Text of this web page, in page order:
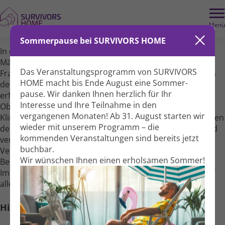
Menü
Sommerpause bei SURVIVORS HOME
Das Veranstaltungs­programm von SURVIVORS
HOME macht bis Ende August eine Sommer­
pause. Wir danken Ihnen herzlich für Ihr
Interesse und Ihre Teil­nahme in den
vergangenen Monaten! Ab 31. August starten wir
wieder mit unserem Programm – die
kommenden Veranstal­tungen sind bereits jetzt
buchbar.
Wir wünschen Ihnen einen erholsamen Sommer!
In dieser offenen Gesprächs­runde erhalten betroffene
Männer und Frauen die Möglich­keit, ihre persön­lichen
Fragen rund um die Behandlung von Krebs­erkrankungen
der Harn­blase, Niere, Prostata und Hoden direkt an eine
erfahrene Expertin zu richten. Barbara Graffstädt,
Oberärztin der Klinik für Urologie am Auguste-Viktoria-
Klinikum Berlin, nimmt sich Zeit, individuell auf die Anliegen
der Teil­nehmenden ein­zugehen – ehrlich, kompetent und
verständlich. Ob Fragen zu modernen diagnostischen
Verfahren, zu Therapie­wegen oder zu mög­lichen
Belastungen und Neben­wirkungen wie Inkontinenz oder
Impotenz nach Prostata­entfernung: In dieser Runde darf
alles offen an­gesprochen werden.
Hinweis